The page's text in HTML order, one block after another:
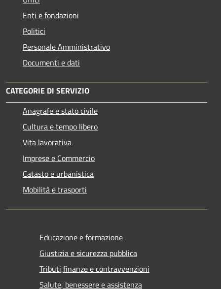
Enti e fondazioni
Politici
Personale Amministrativo
Documenti e dati
CATEGORIE DI SERVIZIO
Anagrafe e stato civile
Cultura e tempo libero
Vita lavorativa
Imprese e Commercio
Catasto e urbanistica
Mobilità e trasporti
Educazione e formazione
Giustizia e sicurezza pubblica
Tributi,finanze e contravvenzioni
Salute, benessere e assistenza